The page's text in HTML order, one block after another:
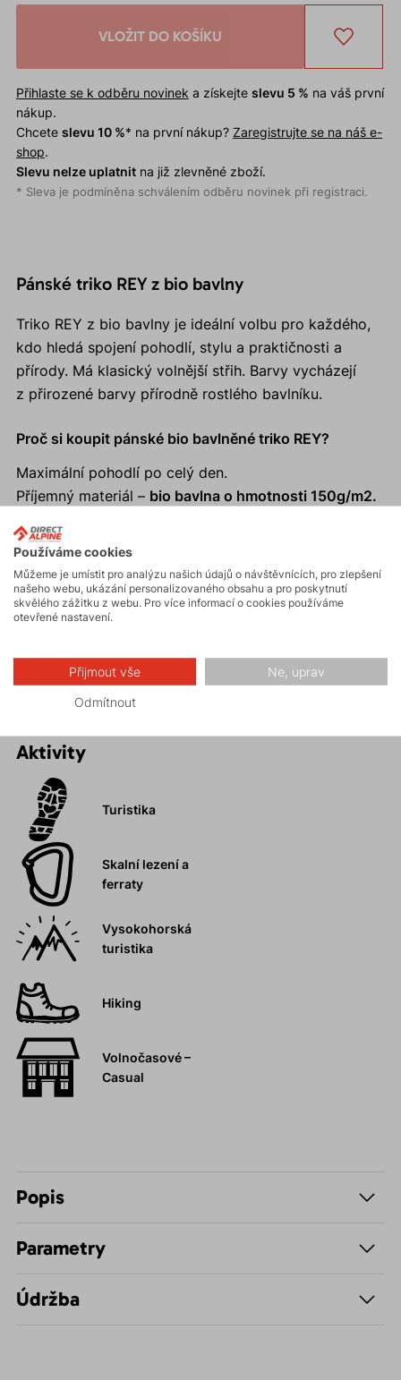
VLOŽIT DO KOŠÍKU
Přihlaste se k odběru novinek a získejte slevu 5 % na váš první
nákup.
Chcete slevu 10 %* na první nákup? Zaregistrujte se na náš e-
shop.
Slevu nelze uplatnitna již zlevněné zboží.
* Sleva je podmíněna schválením odběru novinek při registraci.
Pánské triko REY z bio bavlny
Triko REY z bio bavlny je ideální volbu pro každého,
kdo hledá spojení pohodlí, stylu a praktičnosti a
přírody. Má klasický volnější střih. Barvy vycházejí
z přirozené barvy přírodně rostlého bavlníku.
Proč si koupit pánské bio bavlněné triko REY?
Maximální pohodlí po celý den.
Příjemný materiál – bio bavlna o hmotnosti 150g/m2.
Barva materiálu vychází z druhu bavlníku, následně se
již nedobarvuje.
Eliminace procesu barvení ve výrobě se výrazně
snižuje spotřeba vody a eliminuje se negativní vliv na
Přírodní materiál je vhodný i pro alergiky.
Aktivity
Turistika
Skalní lezení a
ferraty
Vysokohorská
turistika
Hiking
Volnočasové –
Casual
Popis
Parametry
Údržba
Používáme cookies
Můžeme je umístit pro analýzu našich údajů o návštěvnících, pro zlepšení
našeho webu, ukázání personalizovaného obsahu a pro poskytnutí
skvělého zážitku z webu. Pro více informací o cookies používáme
otevřené nastavení.
Přijmout vše Ne, uprav
Odmítnout